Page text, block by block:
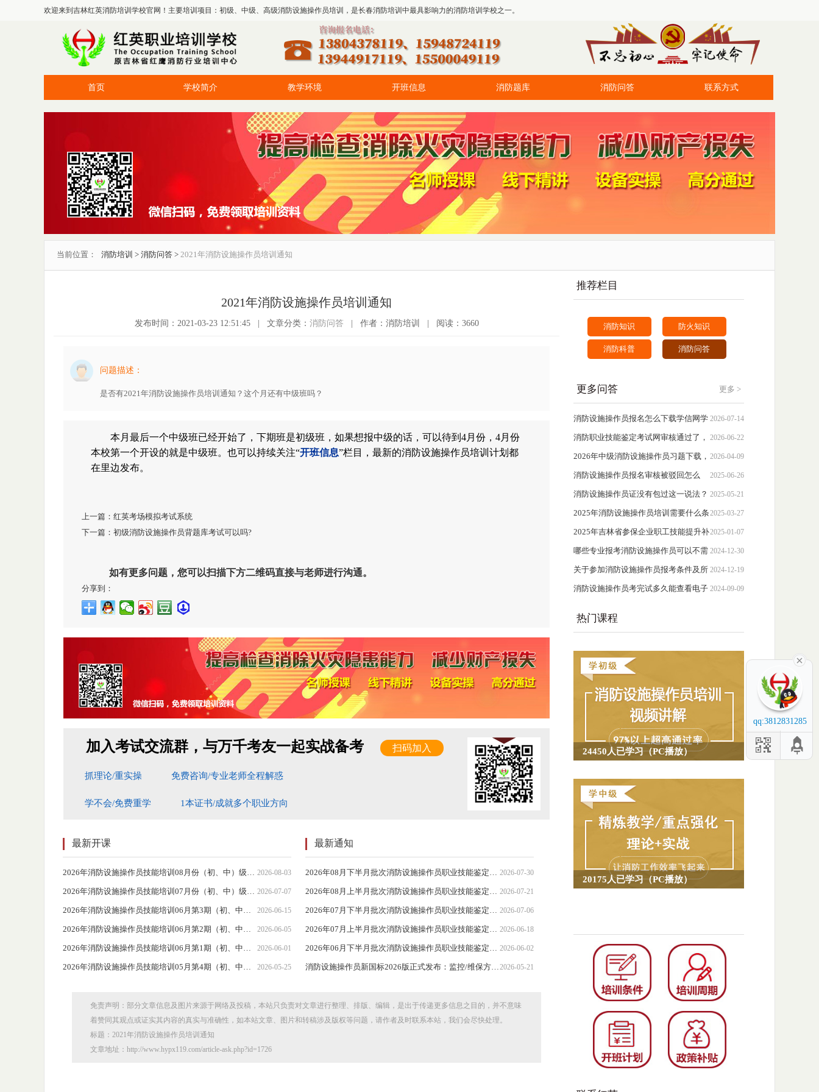
欢迎来到吉林红英消防培训学校官网！主要培训项目：初级、中级、高级消防设施操作员培训，是长春消防培训中最具影响力的消防培训学校之一。
首页 学校简介 教学环境 开班信息 消防题库 消防问答 联系方式
qq:3812831285
当前位置： 消防培训 > 消防问答 > 2021年消防设施操作员培训通知
2021年消防设施操作员培训通知
发布时间：2021-03-23 12:51:45 文章分类： 消防问答 作者：消防培训 阅读：3660
问题描述：
是否有2021年消防设施操作员培训通知？这个月还有中级班吗？
本月最后一个中级班已经开始了，下期班是初级班，如果想报中级的话，可以待到4月份，4月份
本校第一个开设的就是中级班。也可以持续关注“开班信息”栏目，最新的消防设施操作员培训 计划都
在里边发布。
上一篇： 红英考场模拟考试系统
下一篇： 初级消防设施操作员背题库考试可以吗?
如有更多问题，您可以扫描下方二维码直接与老师进行沟通。
分享到：
加入考试交流群，与万千考友一起实战备考 扫码加入
抓理论/重实操 免费咨询/专业老师全程解惑
学不会/免费重学 1本证书/成就多个职业方向
最新开课
2026-08-03
2026年消防设施操作员技能培训08月份（初、中）级开课通知
2026-07-07
2026年消防设施操作员技能培训07月份（初、中）级开课通知
2026-06-15
2026年消防设施操作员技能培训06月第3期（初、中）级开课通知
2026-06-05
2026年消防设施操作员技能培训06月第2期（初、中）级开课通知
2026-06-01
2026年消防设施操作员技能培训06月第1期（初、中）级开课通知
2026-05-25
2026年消防设施操作员技能培训05月第4期（初、中）级开课通知
最新通知
2026-07-30
2026年08月下半月批次消防设施操作员职业技能鉴定公告(吉林省消防救援总队消防行业职业技能鉴定站)
2026-07-21
2026年08月上半月批次消防设施操作员职业技能鉴定公告(吉林省消防救援总队消防行业职业技能鉴定站)
2026-07-06
2026年07月下半月批次消防设施操作员职业技能鉴定公告(吉林省消防救援总队消防行业职业技能鉴定站)
2026-06-18
2026年07月上半月批次消防设施操作员职业技能鉴定公告(吉林省消防救援总队消防行业职业技能鉴定站)
2026-06-02
2026年06月下半月批次消防设施操作员职业技能鉴定公告(吉林省消防救援总队消防行业职业技能鉴定站)
2026-05-21
消防设施操作员新国标2026版正式发布：监控/维保方向合并，报考门槛放宽
免责声明：部分文章信息及图片来源于网络及投稿，本站只负责对文章进行整理、排版、编辑，是出于传递更多信息之目的，并不意味
着赞同其观点或证实其内容的真实与准确性，如本站文章、图片和转稿涉及版权等问题，请作者及时联系本站，我们会尽快处理。
标题：2021年消防设施操作员培训通知
文章地址：http://www.hypx119.com/article-ask.php?id=1726
推荐栏目
消防知识 防火知识
消防科普 消防问答
更多问答 更多 >
2026-07-14
消防设施操作员报名怎么下载学信网学
历证明？
2026-06-22
消防职业技能鉴定考试网审核通过了，
但想换照片怎么办？
2026-04-09
2026年中级消防设施操作员习题下载，
含答案解析
2025-06-26
消防设施操作员报名审核被驳回怎么
办？
2025-05-21
消防设施操作员证没有包过这一说法？
2025-03-27
2025年消防设施操作员培训需要什么条
件？消防培训报名条件查询
2025-01-07
2025年吉林省参保企业职工技能提升补
贴标准
2024-12-30
哪些专业报考消防设施操作员可以不需
要工作年限？
2024-12-19
关于参加消防设施操作员报考条件及所
需材料说明
2024-09-09
消防设施操作员考完试多久能查看电子
热门课程
24450人已学习（PC播放）
20175人已学习（PC播放）